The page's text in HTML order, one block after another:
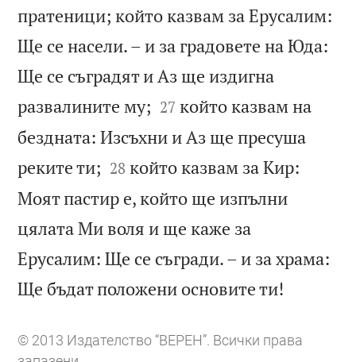
пратеници; който казвам за Ерусалим:
Ще се насели. – и за градовете на Юда:
Ще се съградят и Аз ще издигна
развалините му; 

27 който казвам на
бездната: Изсъхни и Аз ще пресуша
реките ти; 

28 който казвам за Кир:
Моят пастир е, който ще изпълни
цялата Ми воля и ще каже за
Ерусалим: Ще се съгради. – и за храма:
Ще бъдат положени основите ти!
© 2013 Издателство “ВЕРЕН”. Всички права